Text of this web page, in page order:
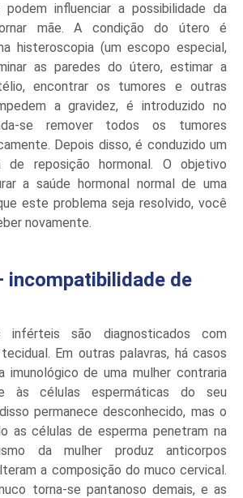
influenciar a possibilidade da
mãe. A condição do útero é
histeroscopia (um escopo especial,
as paredes do útero, estimar a
encontrar os tumores e outras
a gravidez, é introduzido no
se remover todos os tumores
Depois disso, é conduzido um
reposição hormonal. O objetivo
a saúde hormonal normal de uma
este problema seja resolvido, você
novamente.
incompatibilidade de
inférteis são diagnosticados com
Em outras palavras, há casos
imunológico de uma mulher contraria
às células espermáticas do seu
permanece desconhecido, mas o
as células de esperma penetram na
da mulher produz anticorpos
a composição do muco cervical.
torna-se pantanoso demais, e as